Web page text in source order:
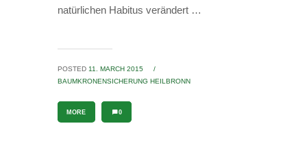
natürlichen Habitus verändert …
POSTED 11. MARCH 2015
/
BAUMKRONENSICHERUNG HEILBRONN
MORE 0